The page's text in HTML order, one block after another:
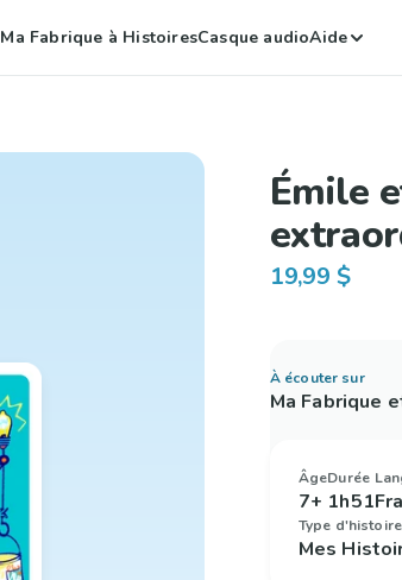
Ma Fabrique à HistoiresCasque audioAide
Émile
19,99 $
À écouter sur
Ma Fabrique
Âge
7+
Durée
1h51
Type
Mes